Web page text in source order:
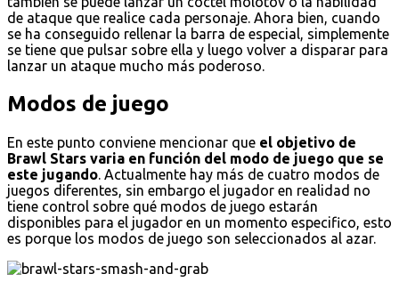
de ataque que realice cada personaje. Ahora bien, cuando
se ha conseguido rellenar la barra de especial, simplemente
se tiene que pulsar sobre ella y luego volver a disparar para
lanzar un ataque mucho más poderoso.
Modos de juego
En este punto conviene mencionar que el objetivo de
Brawl Stars varia en función del modo de juego que se
este jugando. Actualmente hay más de cuatro modos de
juegos diferentes, sin embargo el jugador en realidad no
tiene control sobre qué modos de juego estarán
disponibles para el jugador en un momento especifico, esto
es porque los modos de juego son seleccionados al azar.